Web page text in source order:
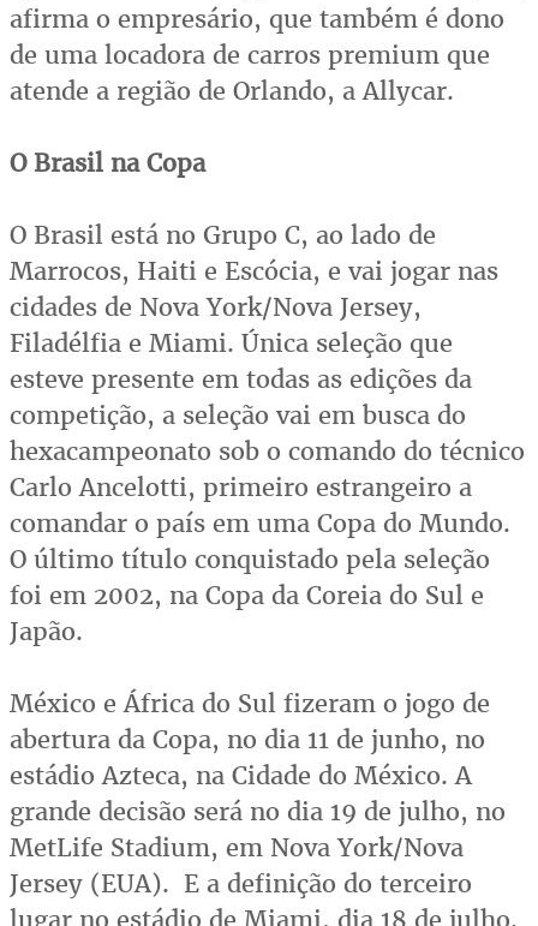
afirma o empresário, que também é dono
de uma locadora de carros premium que
atende a região de Orlando, a Allycar.
O Brasil na Copa
O Brasil está no Grupo C, ao lado de
Marrocos, Haiti e Escócia, e vai jogar nas
cidades de Nova York/Nova Jersey,
Filadélfia e Miami. Única seleção que
esteve presente em todas as edições da
competição, a seleção vai em busca do
hexacampeonato sob o comando do técnico
Carlo Ancelotti, primeiro estrangeiro a
comandar o país em uma Copa do Mundo.
O último título conquistado pela seleção
foi em 2002, na Copa da Coreia do Sul e
Japão.
México e África do Sul fizeram o jogo de
abertura da Copa, no dia 11 de junho, no
estádio Azteca, na Cidade do México. A
grande decisão será no dia 19 de julho, no
MetLife Stadium, em Nova York/Nova
Jersey (EUA). E a definição do terceiro
lugar no estádio de Miami, dia 18 de julho.